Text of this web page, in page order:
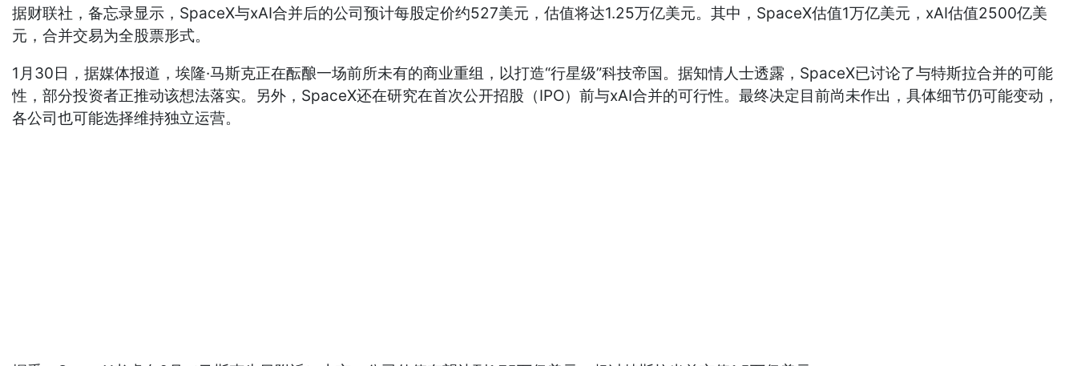
据财联社，备忘录显示，SpaceX与xAI合并后的公司预计每股定价约527美元，估值将达1.25万亿美元。其中，SpaceX估值1万亿美元，xAI估值2500亿美
元，合并交易为全股票形式。
1月30日，据媒体报道，埃隆·马斯克正在酝酿一场前所未有的商业重组，以打造“行星级”科技帝国。据知情人士透露，SpaceX已讨论了与特斯拉合并的可能
性，部分投资者正推动该想法落实。另外，SpaceX还在研究在首次公开招股（IPO）前与xAI合并的可行性。最终决定目前尚未作出，具体细节仍可能变动，
各公司也可能选择维持独立运营。